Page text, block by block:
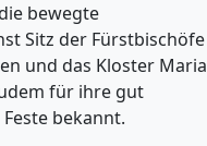
bewegte
Sitz der Fürstbischöfe
und das Kloster Maria
für ihre gut
bekannt.